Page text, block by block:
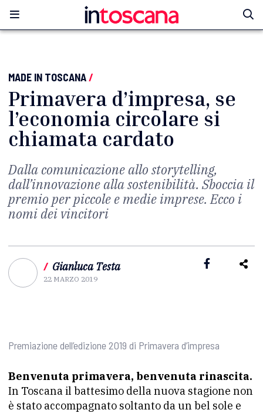
MADE IN TOSCANA/
Primavera d’impresa, se
l’economia circolare si
chiamata cardato
Dalla comunicazione allo storytelling,
dall’innovazione alla sostenibilità. Sboccia il
premio per piccole e medie imprese. Ecco i
nomi dei vincitori
/ Gianluca Testa
22 MARZO 2019
Premiazione dell’edizione 2019 di Primavera d’impresa
Benvenuta primavera, benvenuta rinascita.
In Toscana il battesimo della nuova stagione non
è stato accompagnato soltanto da un bel sole e